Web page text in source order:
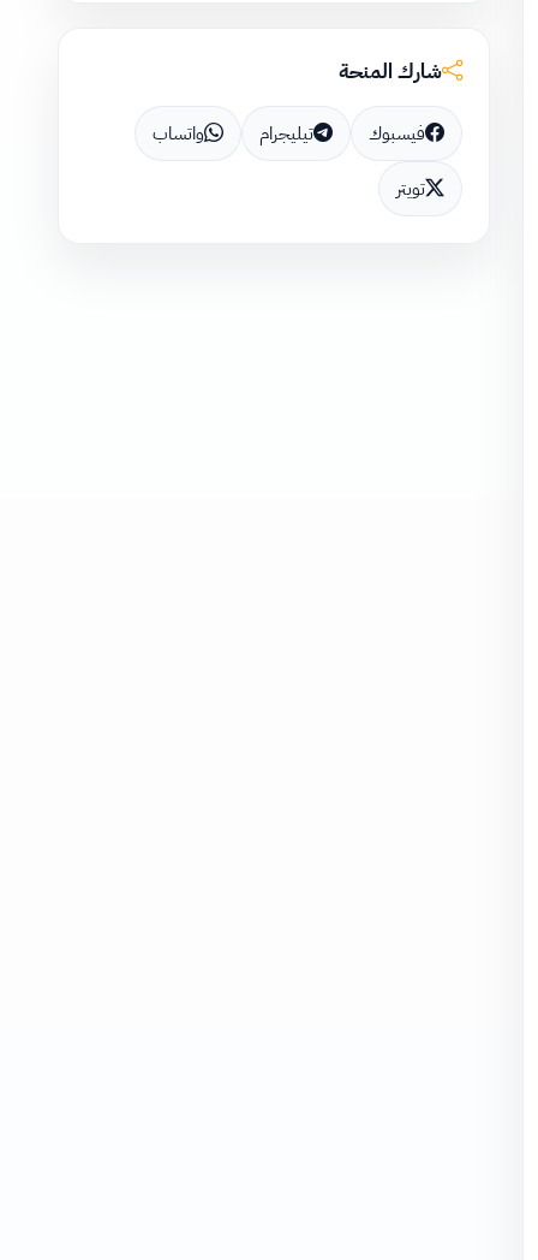
شارك المنحة
فيسبوك تيليجرام واتساب
تويتر